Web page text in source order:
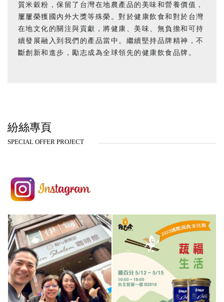
質米穀粉，保留了台灣在地農產品的美味和營養價值，
屢屢榮獲國內外大獎等殊榮。對於健康飲食和對於台灣
在地文化的關注與貢獻，將健康、美味、無負擔和可持
續發展融入到我們的產品當中。繼續堅持品牌精神，不
斷創新和進步，勵志成為全球領先的健康飲食品牌。
紛絲專頁
SPECIAL OFFER PROJECT